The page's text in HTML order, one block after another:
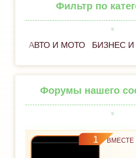
Фильтр по
АВТО И МОТО БИЗНЕС
Форумы нашего
1 ВМЕСТЕ